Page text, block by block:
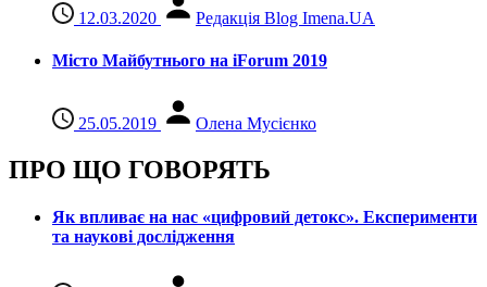
12.03.2020 Редакція Blog Imena.UA
Місто Майбутнього на iForum 2019
25.05.2019 Олена Мусієнко
ПРО ЩО ГОВОРЯТЬ
Як впливає на нас «цифровий детокс». Експерименти
та наукові дослідження